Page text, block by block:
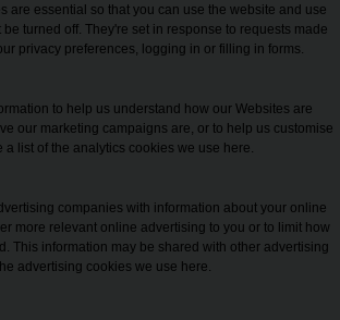
are essential so that you can use the website and use
turned off. They're set in response to requests made
privacy preferences, logging in or filling in forms.
to help us understand how our Websites are
our marketing campaigns are, or to help us customise
a list of the analytics cookies we use here.
companies with information about your online
more relevant online advertising to you or to limit how
This information may be shared with other advertising
advertising cookies we use here.